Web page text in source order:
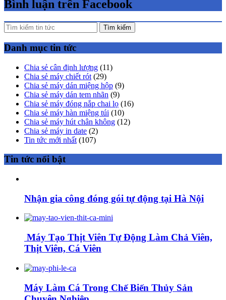
bài
Bình luận trên Facebook
Tìm kiếm
Danh mục tin tức
Chia sẻ cân định lượng (11)
Chia sẻ máy chiết rót (29)
Chia sẻ máy dán miệng hộp (9)
Chia sẻ máy dán tem nhãn (9)
Chia sẻ máy đóng nắp chai lọ (16)
Chia sẻ máy hàn miệng túi (10)
Chia sẻ máy hút chân không (12)
Chia sẻ máy in date (2)
Tin tức mới nhất (107)
Tin tức nổi bật
Nhận gia công đóng gói tự động tại Hà Nội
Máy Tạo Thịt Viên Tự Động Làm Chả Viên,
Thịt Viên, Cá Viên
Máy Làm Cá Trong Chế Biến Thủy Sản